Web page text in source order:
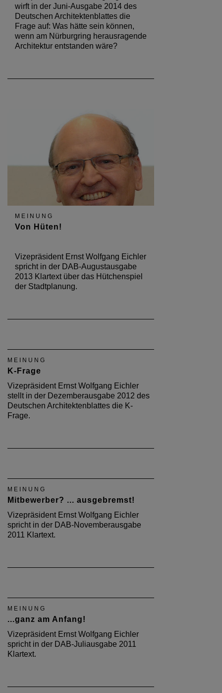
wirft in der Juni-Ausgabe 2014 des
Deutschen Architektenblattes die
Frage auf: Was hätte sein können,
wenn am Nürburgring herausragende
Architektur entstanden wäre?
MEINUNG
Von Hüten!
Vizepräsident Ernst Wolfgang Eichler
spricht in der DAB-Augustausgabe
2013 Klartext über das Hütchenspiel
der Stadtplanung.
MEINUNG
K-Frage
Vizepräsident Ernst Wolfgang Eichler
stellt in der Dezemberausgabe 2012 des
Deutschen Architektenblattes die K-
Frage.
MEINUNG
Mitbewerber? ... ausgebremst!
Vizepräsident Ernst Wolfgang Eichler
spricht in der DAB-Novemberausgabe
2011 Klartext.
MEINUNG
...ganz am Anfang!
Vizepräsident Ernst Wolfgang Eichler
spricht in der DAB-Juliausgabe 2011
Klartext.